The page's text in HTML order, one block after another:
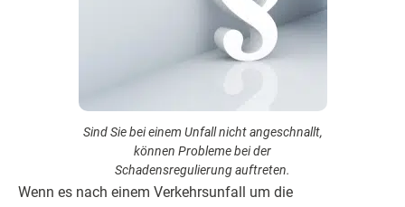
Sind Sie bei einem Unfall nicht angeschnallt,
können Probleme bei der
Schadensregulierung auftreten.
Wenn es nach einem Verkehrsunfall um die